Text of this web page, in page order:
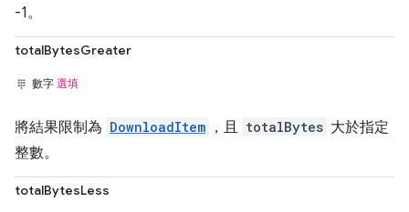
-1。
totalBytesGreater
數字 選填
將結果限制為 DownloadItem ，且 totalBytes 大於指定
整數。
totalBytesLess